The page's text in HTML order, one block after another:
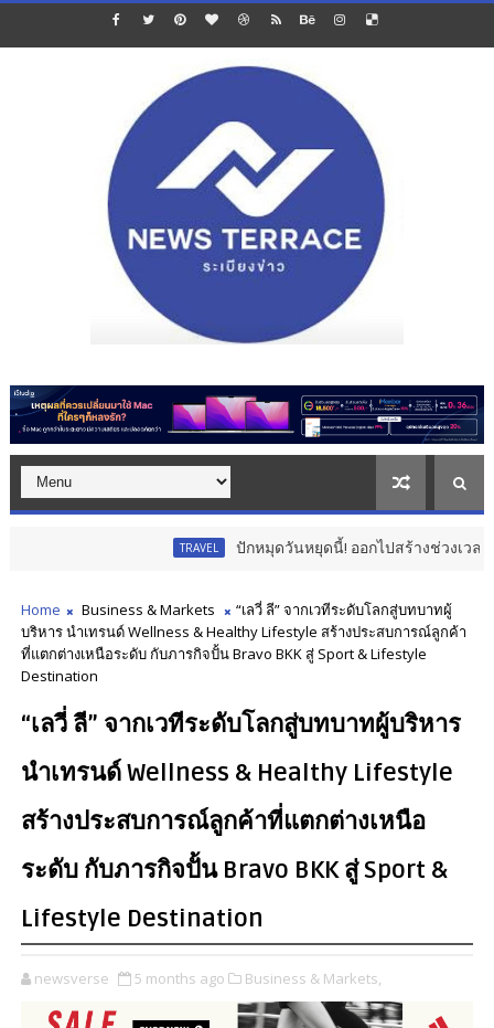
ปักหมุดวันหยุดนี้! ออกไปสร้างช่วงเวลาพิเศษกับคร
Home Business & Markets
“เลวี่ ลี” จากเวทีระดับโลกสู่บทบาทผู้
บริหาร นำเทรนด์ Wellness & Healthy Lifestyle สร้างประสบการณ์ลูกค้า
ที่แตกต่างเหนือระดับ กับภารกิจปั้น Bravo BKK สู่ Sport & Lifestyle
Destination
“เลวี่ ลี” จากเวทีระดับโลกสู่บทบาทผู้บริหาร
นำเทรนด์ Wellness & Healthy Lifestyle
สร้างประสบการณ์ลูกค้าที่แตกต่างเหนือ
ระดับ กับภารกิจปั้น Bravo BKK สู่ Sport &
Lifestyle Destination
newsverse 5 months ago Business & Markets,